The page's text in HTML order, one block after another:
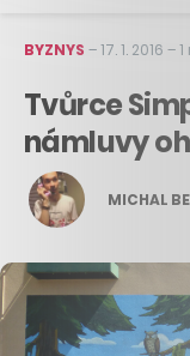
BYZNYS –17. 1. 2016 –
Tvůrce
námluvy
MICHAL